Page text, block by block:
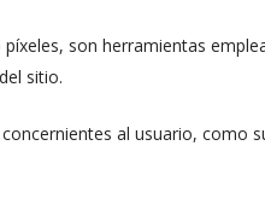
son herramientas
sitio.
al usuario, como